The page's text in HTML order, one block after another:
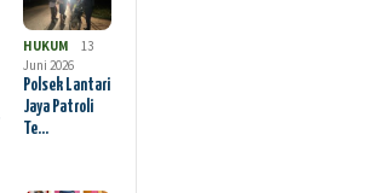
HUKUM
13
Juni 2026
Polsek Lantari
Jaya Patroli
Te…